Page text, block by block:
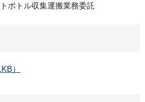
ボトル収集運搬業務委託
）